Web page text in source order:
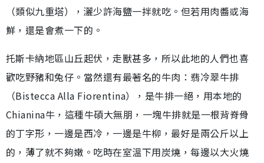
（類似九重塔），灑少許海鹽一拌就吃。但若用肉醬或海
鮮，還是會煮一下的。
托斯卡納地區山丘起伏，走獸甚多，所以此地的人們也喜
歡吃野豬和兔仔。當然還有最著名的牛肉：翡冷翠牛排
（Bistecca Alla Fiorentina），是牛排一絕，用本地的
Chianina牛，這種牛碩大無朋，一塊牛排就是一根背脊骨
的丁字形，一邊是西冷，一邊是牛柳，最好是兩公斤以上
的，薄了就不夠嫩。吃時在室溫下用炭燒，每邊以大火燒